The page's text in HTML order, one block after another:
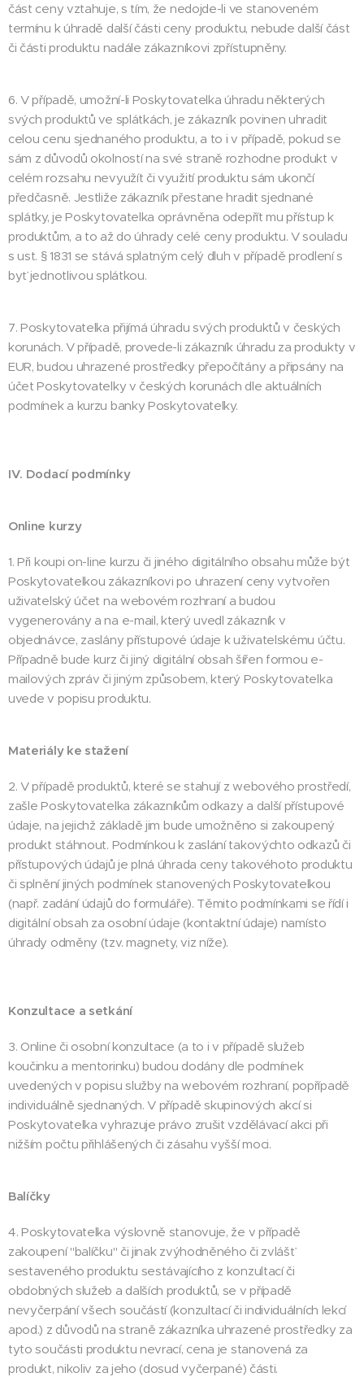
část ceny vztahuje, s tím, že nedojde-li ve stanoveném
termínu k úhradě další části ceny produktu, nebude další část
či části produktu nadále zákazníkovi zpřístupněny.
6. V případě, umožní-li Poskytovatelka úhradu některých
svých produktů ve splátkách, je zákazník povinen uhradit
celou cenu sjednaného produktu, a to i v případě, pokud se
sám z důvodů okolností na své straně rozhodne produkt v
celém rozsahu nevyužít či využití produktu sám ukončí
předčasně. Jestliže zákazník přestane hradit sjednané
splátky, je Poskytovatelka oprávněna odepřít mu přístup k
produktům, a to až do úhrady celé ceny produktu. V souladu
s ust. § 1831 se stává splatným celý dluh v případě prodlení s
byť jednotlivou splátkou.
7. Poskytovatelka přijímá úhradu svých produktů v českých
korunách. V případě, provede-li zákazník úhradu za produkty v
EUR, budou uhrazené prostředky přepočítány a připsány na
účet Poskytovatelky v českých korunách dle aktuálních
podmínek a kurzu banky Poskytovatelky.
IV. Dodací podmínky
Online kurzy
1. Při koupi on-line kurzu či jiného digitálního obsahu může být
Poskytovatelkou zákazníkovi po uhrazení ceny vytvořen
uživatelský účet na webovém rozhraní a budou
vygenerovány a na e-mail, který uvedl zákazník v
objednávce, zaslány přístupové údaje k uživatelskému účtu.
Případně bude kurz či jiný digitální obsah šířen formou e-
mailových zpráv či jiným způsobem, který Poskytovatelka
uvede v popisu produktu.
Materiály ke stažení
2. V případě produktů, které se stahují z webového prostředí,
zašle Poskytovatelka zákazníkům odkazy a další přístupové
údaje, na jejichž základě jim bude umožněno si zakoupený
produkt stáhnout. Podmínkou k zaslání takovýchto odkazů či
přístupových údajů je plná úhrada ceny takovéhoto produktu
či splnění jiných podmínek stanovených Poskytovatelkou
(např. zadání údajů do formuláře). Těmito podmínkami se řídí i
digitální obsah za osobní údaje (kontaktní údaje) namísto
úhrady odměny (tzv. magnety, viz níže).
Konzultace a setkání
3. Online či osobní konzultace (a to i v případě služeb
koučinku a mentorinku) budou dodány dle podmínek
uvedených v popisu služby na webovém rozhraní, popřípadě
individuálně sjednaných. V případě skupinových akcí si
Poskytovatelka vyhrazuje právo zrušit vzdělávací akci při
nižším počtu přihlášených či zásahu vyšší moci.
Balíčky
4. Poskytovatelka výslovně stanovuje, že v případě
zakoupení "balíčku" či jinak zvýhodněného či zvlášť
sestaveného produktu sestávajícího z konzultací či
obdobných služeb a dalších produktů, se v případě
nevyčerpání všech součástí (konzultací či individuálních lekcí
apod.) z důvodů na straně zákazníka uhrazené prostředky za
tyto součásti produktu nevrací, cena je stanovená za
produkt, nikoliv za jeho (dosud vyčerpané) části.